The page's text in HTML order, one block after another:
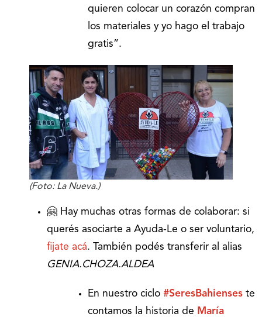
quieren colocar un corazón compran
los materiales y yo hago el trabajo
gratis”.
(Foto: La Nueva.)
🤗 Hay muchas otras formas de colaborar: si
querés asociarte a Ayuda-Le o ser voluntario,
fijate acá. También podés transferir al alias
GENIA.CHOZA.ALDEA
En nuestro ciclo #SeresBahienses te
contamos la historia de María